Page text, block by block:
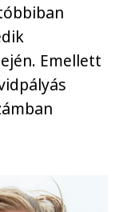
Emellett